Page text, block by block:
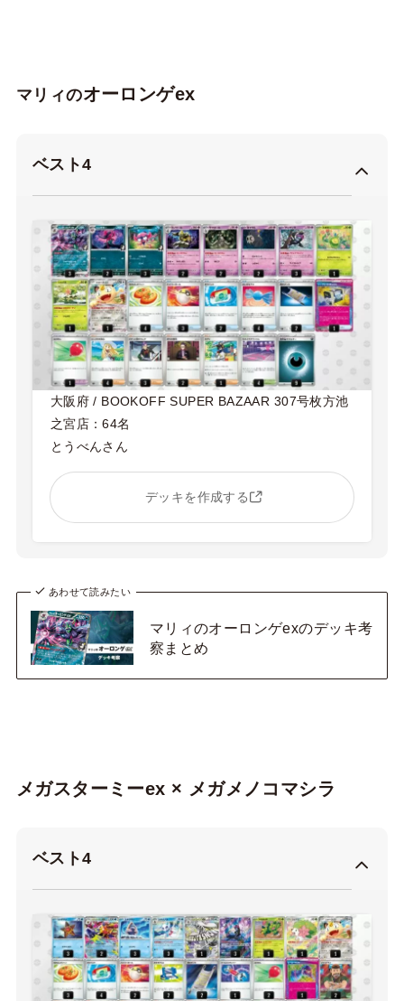
マリィのオーロンゲex
ベスト4
大阪府 / BOOKOFF SUPER BAZAAR 307号枚方池
之宮店：64名
とうべんさん
デッキを作成する
あわせて読みたい
マリィのオーロンゲexのデッキ考
察まとめ
メガスターミーex × メガメノコマシラ
ベスト4